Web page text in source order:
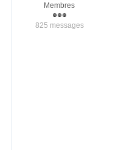
Membres
825 messages